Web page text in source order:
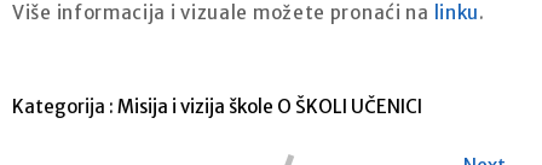
Više informacija i vizuale možete pronaći na linku.
Kategorija : Misija i vizija škole O ŠKOLI UČENICI